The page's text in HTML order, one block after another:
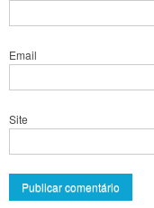
Email
Site